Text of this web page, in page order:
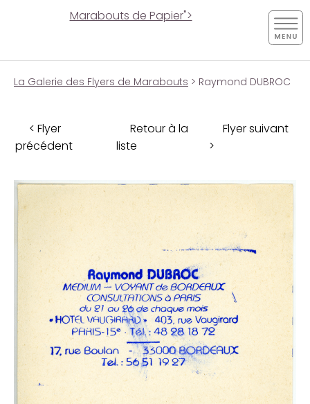
Marabouts de Papier">
La Galerie des Flyers de Marabouts > Raymond DUBROC
< Flyer
précédent
Retour à la
liste
Flyer suivant
>